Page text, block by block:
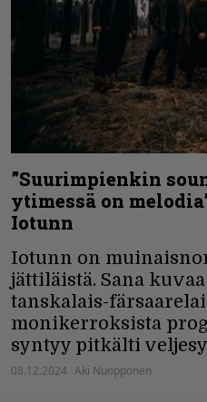
”Suurimpienkin
ytimessä on
Iotunn
Iotunn on
jättiläistä. Sana
tanskalais-
monikerroksista
syntyy pitkälti
08.12.2024 Aki Nuopponen